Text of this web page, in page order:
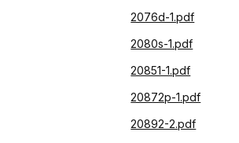
2076d-1.pdf
2080s-1.pdf
20851-1.pdf
20872p-1.pdf
20892-2.pdf